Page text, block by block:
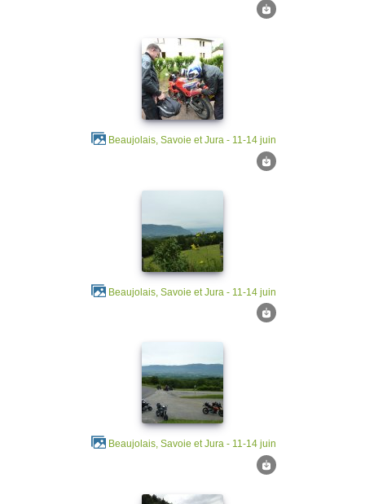
Beaujolais, Savoie et Jura - 11-14 juin
Beaujolais, Savoie et Jura - 11-14 juin
Beaujolais, Savoie et Jura - 11-14 juin